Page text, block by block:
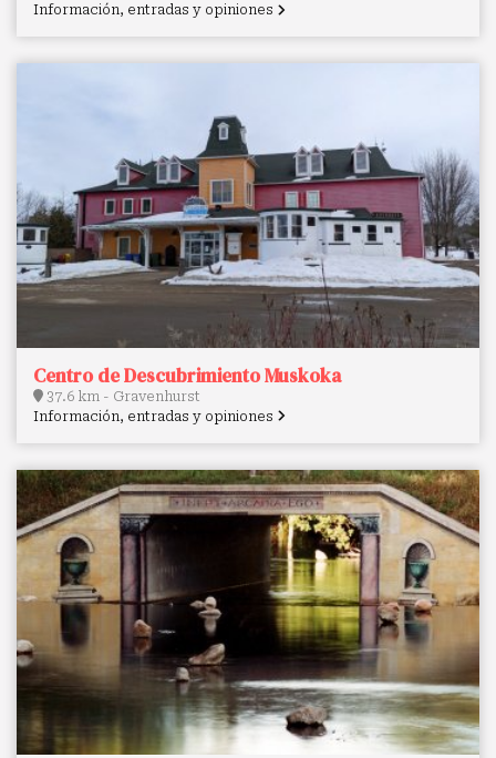
Información, entradas y opiniones
Centro de Descubrimiento Muskoka
37.6 km - Gravenhurst
Información, entradas y opiniones